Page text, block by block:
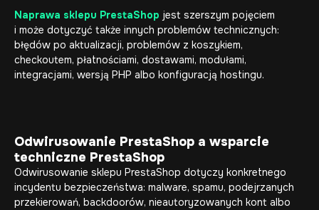
Naprawa sklepu PrestaShop jest szerszym pojęciem
i może dotyczyć także innych problemów technicznych:
błędów po aktualizacji, problemów z koszykiem,
checkoutem, płatnościami, dostawami, modułami,
integracjami, wersją PHP albo konfiguracją hostingu.
Odwirusowanie PrestaShop a wsparcie
techniczne PrestaShop
Odwirusowanie sklepu PrestaShop dotyczy konkretnego
incydentu bezpieczeństwa: malware, spamu, podejrzanych
przekierowań, backdoorów, nieautoryzowanych kont albo